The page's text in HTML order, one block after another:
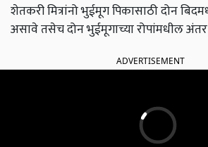
शेतकरी मित्रांनो भुईमूग पिकासाठी दोन
असावे तसेच दोन भुईमूगाच्या रोपांमधील
ADVERTISEMENT